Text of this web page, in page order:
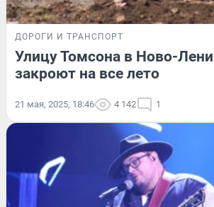
ДОРОГИ И ТРАНСПОРТ
Улицу Томсона в Ново-
закроют на все лето
21 мая, 2025, 18:46 4 142 1